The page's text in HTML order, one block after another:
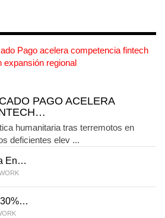
PAGO ACELERA
humanitaria tras terremotos en
deficientes elev ...
En…
30%…